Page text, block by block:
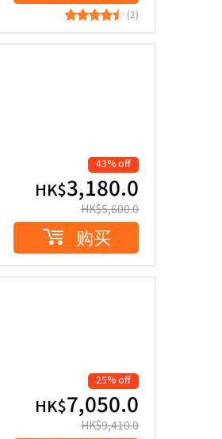
(2)
43% off
HK$3,180.0
HK$5,600.0
购买
25% off
HK$7,050.0
HK$9,410.0